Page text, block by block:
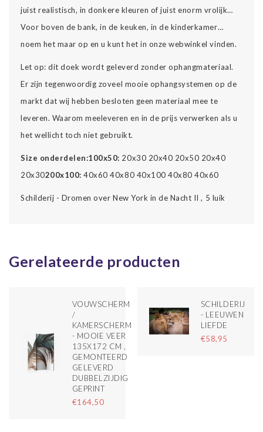
juist realistisch, in donkere kleuren of juist enorm vrolijk…
Voor boven de bank, in de keuken, in de kinderkamer…
noem het maar op en u kunt het in onze webwinkel vinden.
Let op: dit doek wordt geleverd zonder ophangmateriaal.
Er zijn tegenwoordig zoveel mooie ophangsystemen op de
markt dat wij hebben besloten geen materiaal mee te
leveren. Waarom meeleveren en in de prijs verwerken als u
het wellicht toch niet gebruikt.
Size onderdelen:100x50: 20x30 20x40 20x50 20x40
20x30200x100: 40x60 40x80 40x100 40x80 40x60
Schilderij - Dromen over New York in de Nacht II , 5 luik
Gerelateerde producten
VOUWSCHERM
/
KAMERSCHERM
- MOOIE VEER
135X172 CM ,
GEMONTEERD
GELEVERD
DUBBELZIJDIG
GEPRINT
€164,50
SCHILDERIJ
- LEEUWEN
LIEFDE
€58,95